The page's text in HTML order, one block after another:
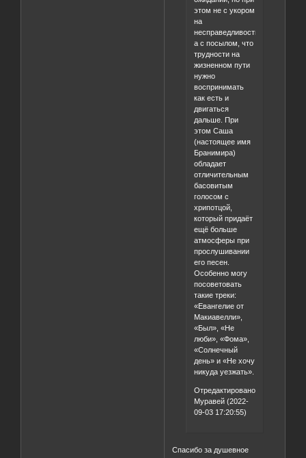
этом не с укором
на
несправедливость,
а с посылом, что
трудности на
жизненном пути
нужно
воспринимать
как есть и
двигаться
дальше. При
этом Саша
(настоящее имя
Бранимира)
обладает
отличительным
басовитым
голосом с
хрипотцой,
который придаёт
ещё больше
атмосферы при
прослушивании
его песен.
Особенно могу
посоветовать
такие треки:
«Евангелие от
Макиавелли»,
«Был», «Не
люби», «Фома»,
«Солнечный
день» и «Не хочу
никуда уезжать».
Отредактировано
Муравей (2022-
09-03 17:20:55)
Спасибо за душевное